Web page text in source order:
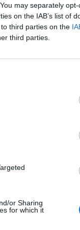
may separately
on the IAB’s list of
third parties on the
third parties.
or Sharing
for which it
States?